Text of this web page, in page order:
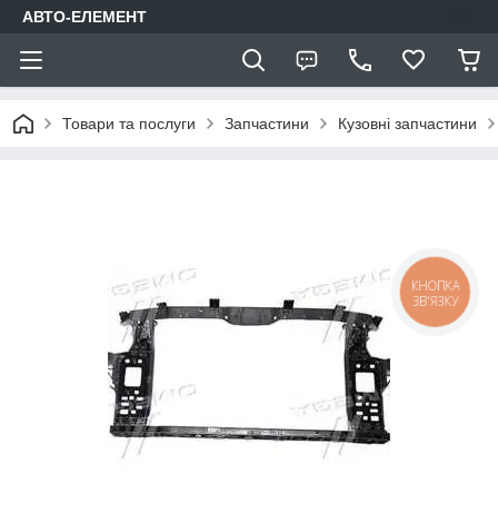
АВТО-ЕЛЕМЕНТ
Товари та послуги Запчастини Кузовні запчастини
КНОПКА
ЗВ'ЯЗКУ